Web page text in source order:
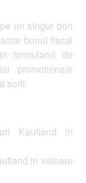
bon
fiscal
de
in
valoare